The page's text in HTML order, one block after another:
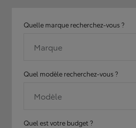
Quelle marque recherchez-vous ?
Marque
Quel modèle recherchez-vous ?
Modèle
Quel est votre budget ?